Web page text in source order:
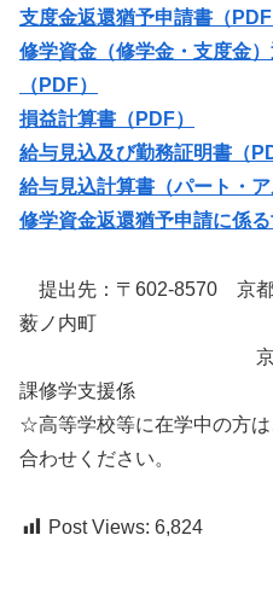
支度金返還猶予申請書（PDF
修学資金（修学金・支度金
（PDF）
損益計算書（PDF）
給与見込及び勤務証明書（
給与見込計算書（パート・
修学資金返還猶予申請に係
提出先：〒602-8570 京都
薮ノ内
京都府教育庁
課修学支援係
☆高等学校等に在学中の方
合わせください。
Post Views: 6,824